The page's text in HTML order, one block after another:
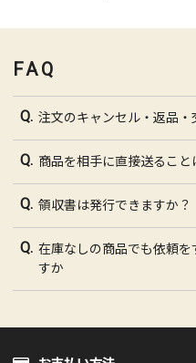
FAQ
注文のキャンセル・返品・
商品を相手に直接送ること
領収書は発行できますか？
在庫なしの商品でも依頼
すか